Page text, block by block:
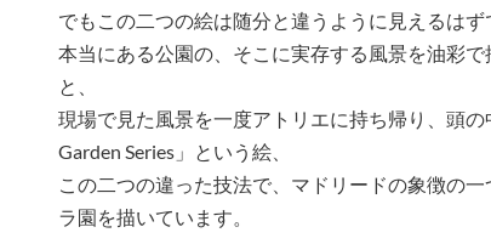
でもこの二つの絵は随分と違うように見えるはず
本当にある公園の、そこに実存する風景を油彩
と、
現場で見た風景を一度アトリエに持ち帰り、頭
Garden Series」という絵、
この二つの違った技法で、マドリードの象徴の
ラ園を描いています。